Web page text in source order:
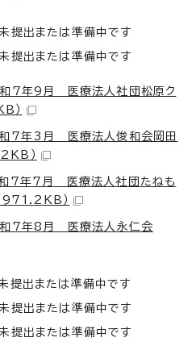
出または準備中です
出または準備中です
7年9月 医療法人社団松原ク
）
7年3月 医療法人俊和会岡田
）
7年7月 医療法人社団たねも
971.2KB）
7年8月 医療法人永仁会
出または準備中です
出または準備中です
出または準備中です